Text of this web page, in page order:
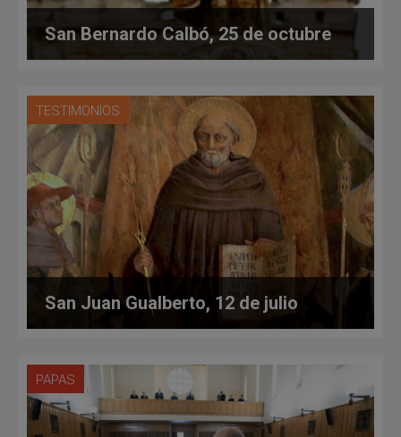
San Bernardo Calbó, 25 de octubre
TESTIMONIOS
San Juan Gualberto, 12 de julio
PAPAS